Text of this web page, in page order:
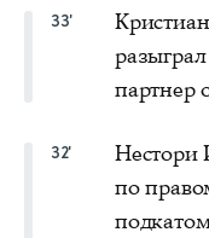
33'
партнер
32'
Нестори
по